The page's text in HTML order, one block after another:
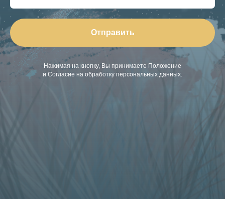
Отправить
Нажимая на кнопку, Вы принимаете Положение
и Согласие на обработку персональных данных.